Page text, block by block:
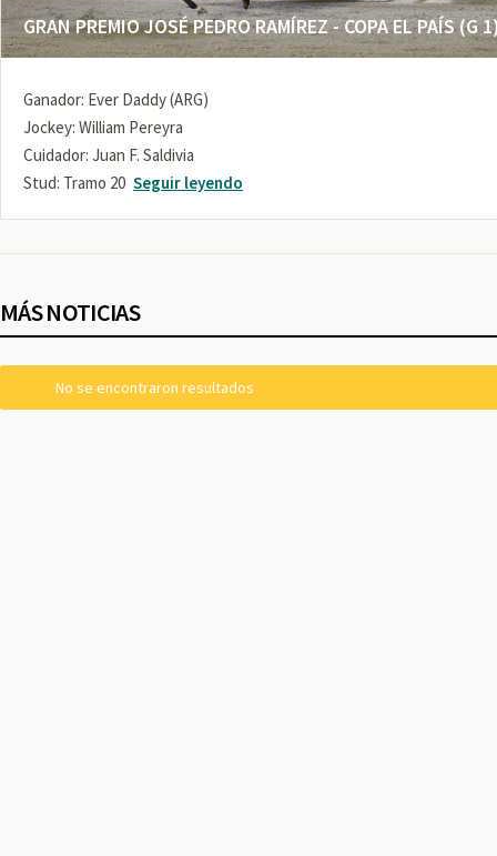
GRAN PREMIO JOSÉ PEDRO RAMÍREZ - COPA EL PAÍS (G
Ganador: Ever Daddy (ARG)
Jockey: William Pereyra
Cuidador: Juan F. Saldivia
Stud: Tramo 20 Seguir leyendo
MÁS NOTICIAS
No se encontraron resultados